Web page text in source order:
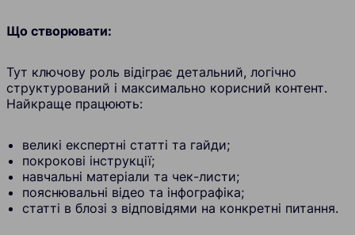
Що створювати:
Тут ключову роль відіграє детальний, логічно
структурований і максимально корисний контент.
Найкраще працюють:
великі експертні статті та гайди;
покрокові інструкції;
навчальні матеріали та чек-листи;
пояснювальні відео та інфографіка;
статті в блозі з відповідями на конкретні питання.